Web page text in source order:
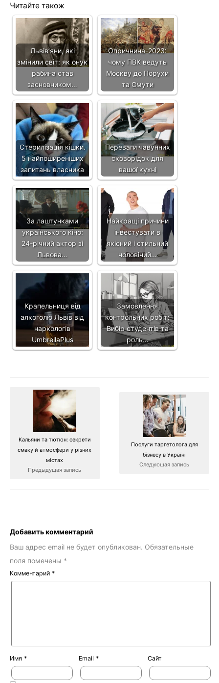
Читайте також
Львівʼяни, які
змінили світ: як онук
рабина став
засновником…
Опричнина-2023:
чому ПВК ведуть
Москву до Порухи
та Смути
Стерилізація кішки.
5 найпоширеніших
запитань власника
Переваги чавунних
сковорідок для
вашої кухні
За лаштунками
українського кіно:
24-річний актор зі
Львова…
Найкращі причини
інвестувати в
якісний і стильний
чоловічий…
Крапельниця від
алкоголю Львів від
наркологів
UmbrellaPlus
Замовлення
контрольних робіт:
Вибір студентів та
роль…
Кальяни та тютюн: секрети
смаку й атмосфери у різних
містах
Предыдущая запись
Послуги таргетолога для
бізнесу в Україні
Следующая запись
Добавить комментарий
Ваш адрес email не будет опубликован. Обязательные
поля помечены *
Комментарий *
Имя * Email * Сайт